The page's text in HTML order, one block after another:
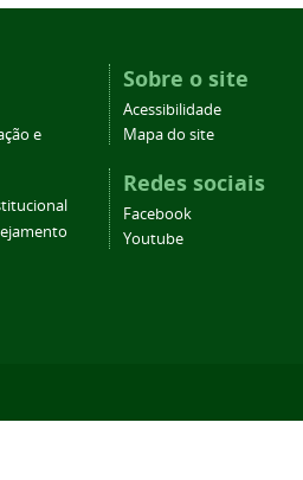
e
Sobre o site
Acessibilidade
Mapa do site
Redes sociais
Facebook
Youtube